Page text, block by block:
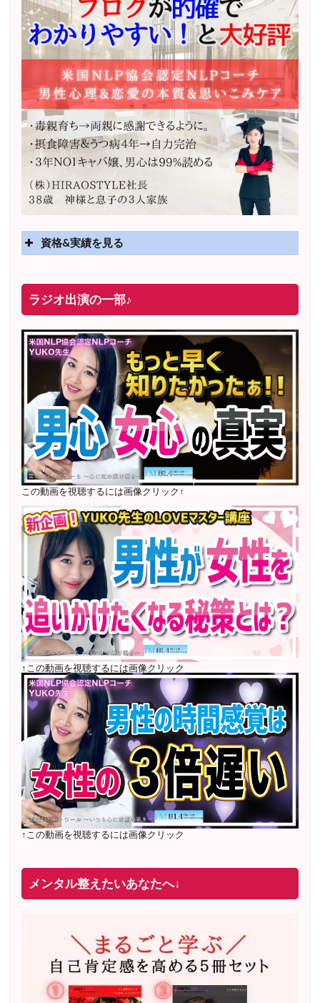
資格&実績を見る
2025年4月〜 altruismコミュニティ×講座オンラインサ
2025年5月〜 FMラジオ79.9「LOVEマスター講座」準
レギュラー出演中！
2023年12月〜 FM81.4ラジオFMハイホー「LOVEマス
ター講座」準レギュラー出演中！
〜2025年5月 個別セッション相談実績 1500名越え
2022年6月〜24年7月 自己肯定感を高めるメールレッス
ン1000名以上参加
〜2024年7月 恋愛テキスト動画セット販売実績
2022年7月〜12月 グループセッション開始 限定10名
様 随時満席
2022年4月 米国NLP協会認定NLPコーチ及び日本NLP能
力開発協会認定NLPコーチ資格取得
ラジオ出演の一部♪
この動画を視聴するには画像クリック↑
↑この動画を視聴するには画像クリック
↑この動画を視聴するには画像クリック
メンタル整えたいあなたへ↓